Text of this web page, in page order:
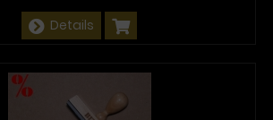
Details